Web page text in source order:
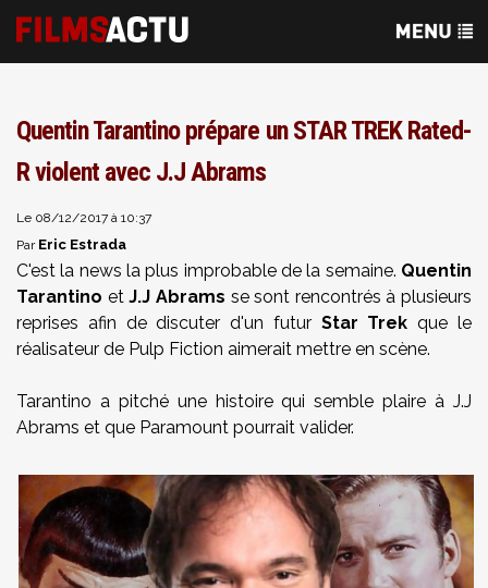
Quentin Tarantino prépare un STAR TREK Rated-
R violent avec J.J Abrams
Le 08/12/2017 à 10:37
Par Eric Estrada
C'est la news la plus improbable de la semaine. Quentin
Tarantino etJ.J Abrams se sont rencontrés à plusieurs
reprises afin de discuter d'un futur Star Trek que le
réalisateur de Pulp Fiction aimerait mettre en scène.
Tarantino a pitché une histoire qui semble plaire à J.J
Abrams et que Paramount pourrait valider.